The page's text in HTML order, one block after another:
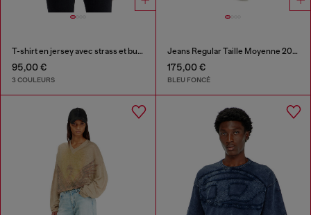
T-shirt en jersey avec strass et burnout effect
95,00 €
3 COULEURS
Jeans Regular Taille Moyenne 2023 D-Finitive
175,00 €
BLEU FONCÉ